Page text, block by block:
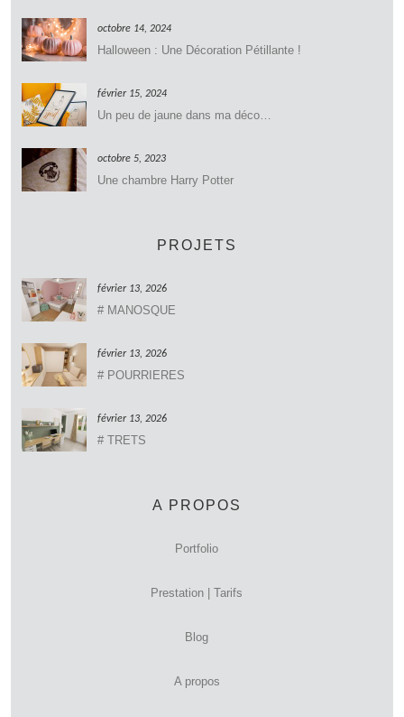
octobre 14, 2024
Halloween : Une Décoration Pétillante !
février 15, 2024
Un peu de jaune dans ma déco…
octobre 5, 2023
Une chambre Harry Potter
PROJETS
février 13, 2026
# MANOSQUE
février 13, 2026
# POURRIERES
février 13, 2026
# TRETS
A PROPOS
Portfolio
Prestation | Tarifs
Blog
A propos